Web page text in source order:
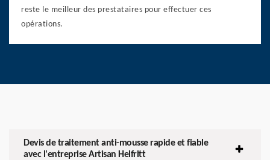
reste le meilleur des prestataires pour effectuer ces
opérations.
Devis de traitement anti-mousse rapide et fiable
avec l'entreprise Artisan Helfritt